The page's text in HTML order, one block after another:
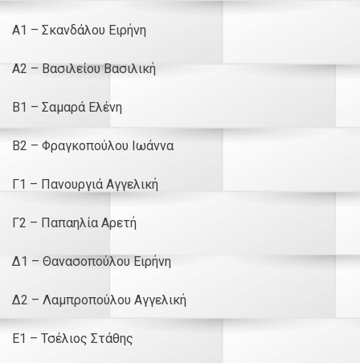
Α1 – Σκανδάλου Ειρήνη
Α2 – Βασιλείου Βασιλική
Β1 – Σαμαρά Ελένη
Β2 – Φραγκοπούλου Ιωάννα
Γ1 – Πανουργιά Αγγελική
Γ2 – Παπαηλία Αρετή
Δ1 – Θανασοπούλου Ειρήνη
Δ2 – Λαμπροπούλου Αγγελική
Ε1 – Τσέλιος Στάθης